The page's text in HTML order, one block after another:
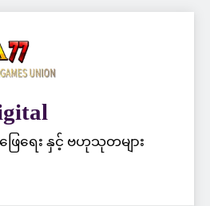
ြေရေး နှင့် ဗဟုသုတများ